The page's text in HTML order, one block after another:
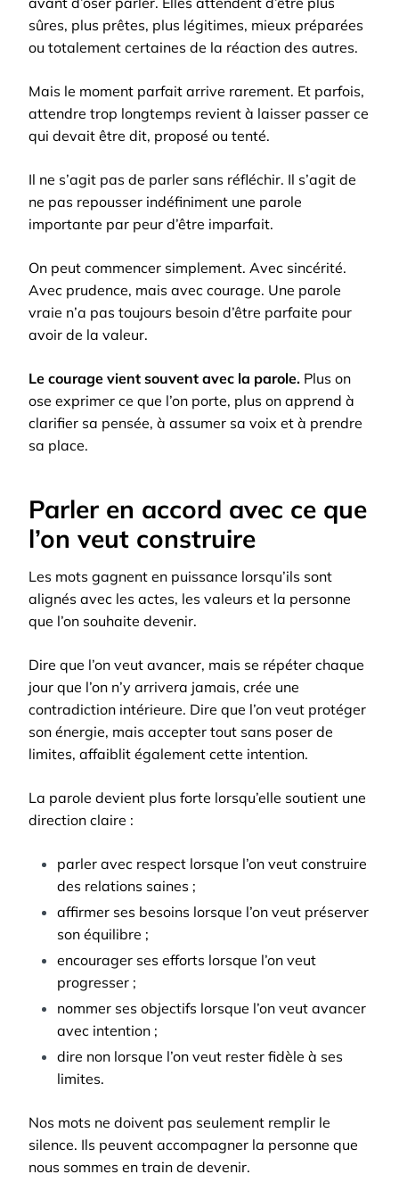
sûres, plus prêtes, plus légitimes, mieux préparées
ou totalement certaines de la réaction des autres.
Mais le moment parfait arrive rarement. Et parfois,
attendre trop longtemps revient à laisser passer ce
qui devait être dit, proposé ou tenté.
Il ne s’agit pas de parler sans réfléchir. Il s’agit de
ne pas repousser indéfiniment une parole
importante par peur d’être imparfait.
On peut commencer simplement. Avec sincérité.
Avec prudence, mais avec courage. Une parole
vraie n’a pas toujours besoin d’être parfaite pour
avoir de la valeur.
Le courage vient souvent avec la parole. Plus on
ose exprimer ce que l’on porte, plus on apprend à
clarifier sa pensée, à assumer sa voix et à prendre
sa place.
Parler en accord avec ce que
l’on veut construire
Les mots gagnent en puissance lorsqu’ils sont
alignés avec les actes, les valeurs et la personne
que l’on souhaite devenir.
Dire que l’on veut avancer, mais se répéter chaque
jour que l’on n’y arrivera jamais, crée une
contradiction intérieure. Dire que l’on veut protéger
son énergie, mais accepter tout sans poser de
limites, affaiblit également cette intention.
La parole devient plus forte lorsqu’elle soutient une
direction claire :
parler avec respect lorsque l’on veut construire
des relations saines ;
affirmer ses besoins lorsque l’on veut préserver
son équilibre ;
encourager ses efforts lorsque l’on veut
progresser ;
nommer ses objectifs lorsque l’on veut avancer
avec intention ;
dire non lorsque l’on veut rester fidèle à ses
limites.
Nos mots ne doivent pas seulement remplir le
silence. Ils peuvent accompagner la personne que
nous sommes en train de devenir.